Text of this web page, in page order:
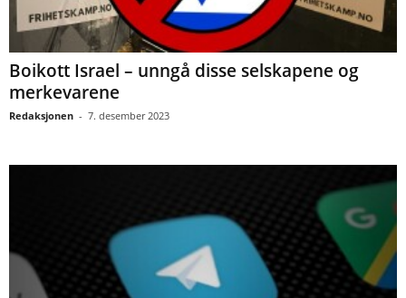
Boikott Israel – unngå disse selskapene og
merkevarene
Redaksjonen - 7. desember 2023